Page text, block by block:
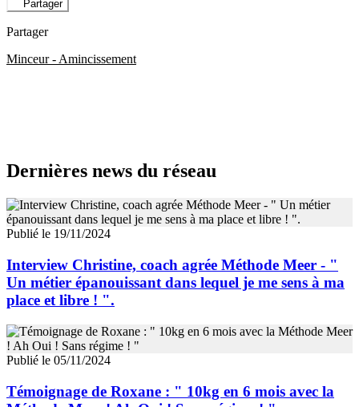
Partager
Partager
Minceur - Amincissement
Dernières news du réseau
Publié le 19/11/2024
Interview Christine, coach agrée Méthode Meer - "
Un métier épanouissant dans lequel je me sens à ma
place et libre ! ".
Publié le 05/11/2024
Témoignage de Roxane : " 10kg en 6 mois avec la